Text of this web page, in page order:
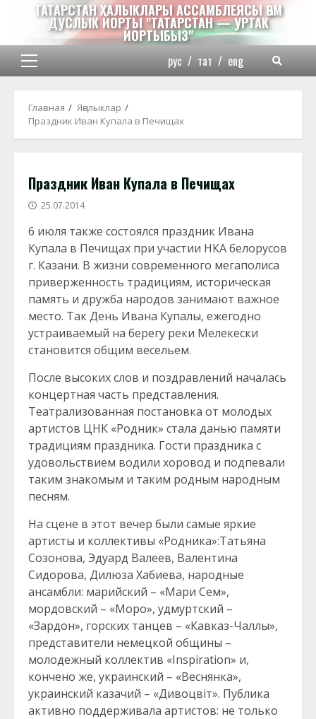
Перейти
содержимому
ТАТАРСТАН ХАЛЫКЛАРЫ АССАМБЛЕЯСЫ ҺӘМ
ДУСЛЫК ЙОРТЫ "ТАТАРСТАН — УРТАК
ЙОРТЫБЫЗ"
Основное
рус / тат / eng
Главная
Яңалыклар
Праздник Иван Купала в Печищах
Праздник Иван Купала в Печищах
25.07.2014
6 июля также состоялся праздник Ивана
Купала в Печищах при участии НКА белорусов
г. Казани. В жизни современного мегаполиса
приверженность традициям, историческая
память и дружба народов занимают важное
место. Так День Ивана Купалы, ежегодно
устраиваемый на берегу реки Мелекески
становится общим весельем.
После высоких слов и поздравлений началась
концертная часть представления.
Театрализованная постановка от молодых
артистов ЦНК «Родник» стала данью памяти
традициям праздника. Гости праздника с
удовольствием водили хоровод и подпевали
таким знакомым и таким родным народным
песням.
На сцене в этот вечер были самые яркие
артисты и коллективы «Родника»:Татьяна
Созонова, Эдуард Валеев, Валентина
Сидорова, Дилюза Хабиева, народные
ансамбли: марийский – «Мари Сем»,
мордовский – «Моро», удмуртский –
«Зардон», горских танцев – «Кавказ-Чаллы»,
представители немецкой общины –
молодежный коллектив «Inspiration» и,
кончено же, украинский – «Веснянка»,
украинский казачий – «Дивоцвiт». Публика
активно поддерживала артистов: не только